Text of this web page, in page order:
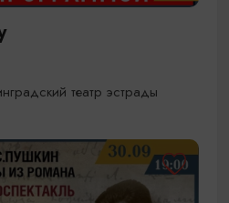
театр эстрады